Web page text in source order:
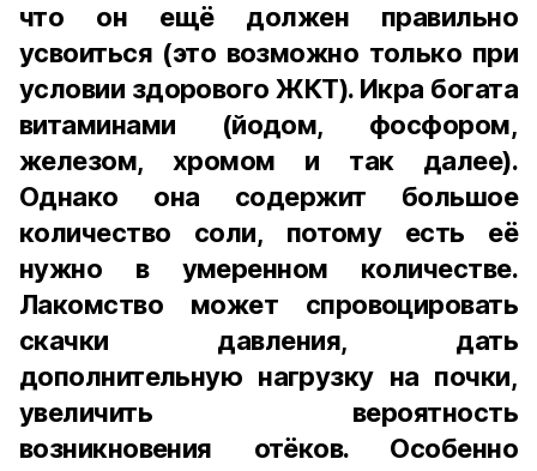
что он ещё должен правильно
усвоиться (это возможно только при
условии здорового ЖКТ). Икра богата
витаминами (йодом, фосфором,
железом, хромом и так далее).
Однако она содержит большое
количество соли, потому есть её
нужно в умеренном количестве.
Лакомство может спровоцировать
скачки давления, дать
дополнительную нагрузку на почки,
увеличить вероятность
возникновения отёков. Особенно